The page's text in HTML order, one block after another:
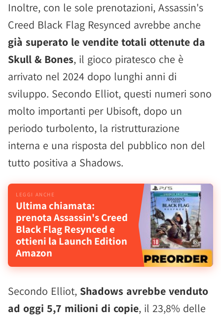
Inoltre, con le sole prenotazioni, Assassin's
Creed Black Flag Resynced avrebbe anche
già superato le vendite totali ottenute da
Skull & Bones, il gioco piratesco che è
arrivato nel 2024 dopo lunghi anni di
sviluppo. Secondo Elliot, questi numeri sono
molto importanti per Ubisoft, dopo un
periodo turbolento, la ristrutturazione
interna e una risposta del pubblico non del
tutto positiva a Shadows.
Ultima chiamata:
prenota Assassin's Creed
Black Flag Resynced e
ottieni la Launch Edition
Amazon
Secondo Elliot, Shadows avrebbe venduto
ad oggi 5,7 milioni di copie, il 23,8% delle